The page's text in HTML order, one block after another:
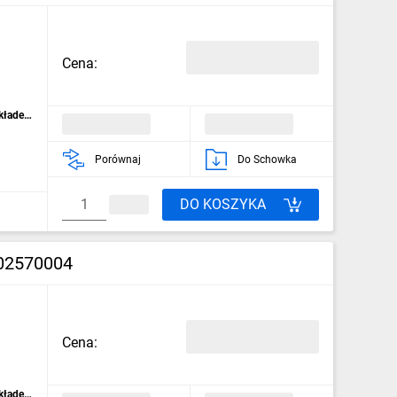
Cena:
Porównaj Do Schowka
DO KOSZYKA
Cena: